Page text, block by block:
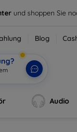
und shoppen Sie
Blog
Audio